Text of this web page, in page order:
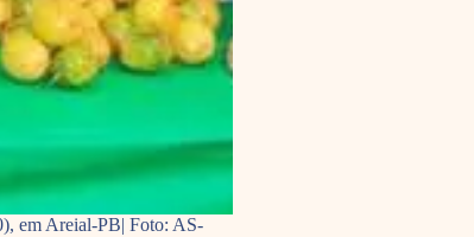
em Areial-PB| Foto: AS-